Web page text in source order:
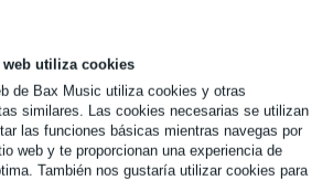
web utiliza cookies
de Bax Music utiliza cookies y otras
similares. Las cookies necesarias se utilizan
las funciones básicas mientras navegas por
web y te proporcionan una experiencia de
También nos gustaría utilizar cookies para